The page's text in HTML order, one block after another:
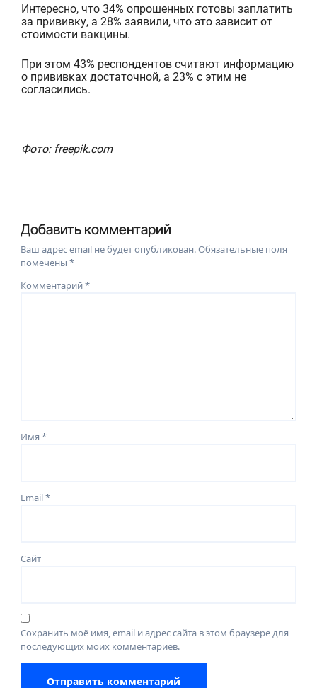
Интересно, что 34% опрошенных готовы заплатить
за прививку, а 28% заявили, что это зависит от
стоимости вакцины.
При этом 43% респондентов считают информацию
о прививках достаточной, а 23% с этим не
согласились.
Фото: freepik.com
Добавить комментарий
Ваш адрес email не будет опубликован.Обязательные поля
помечены*
Комментарий*
Имя*
Email*
Сайт
Сохранить моё имя, email и адрес сайта в этом браузере для
последующих моих комментариев.